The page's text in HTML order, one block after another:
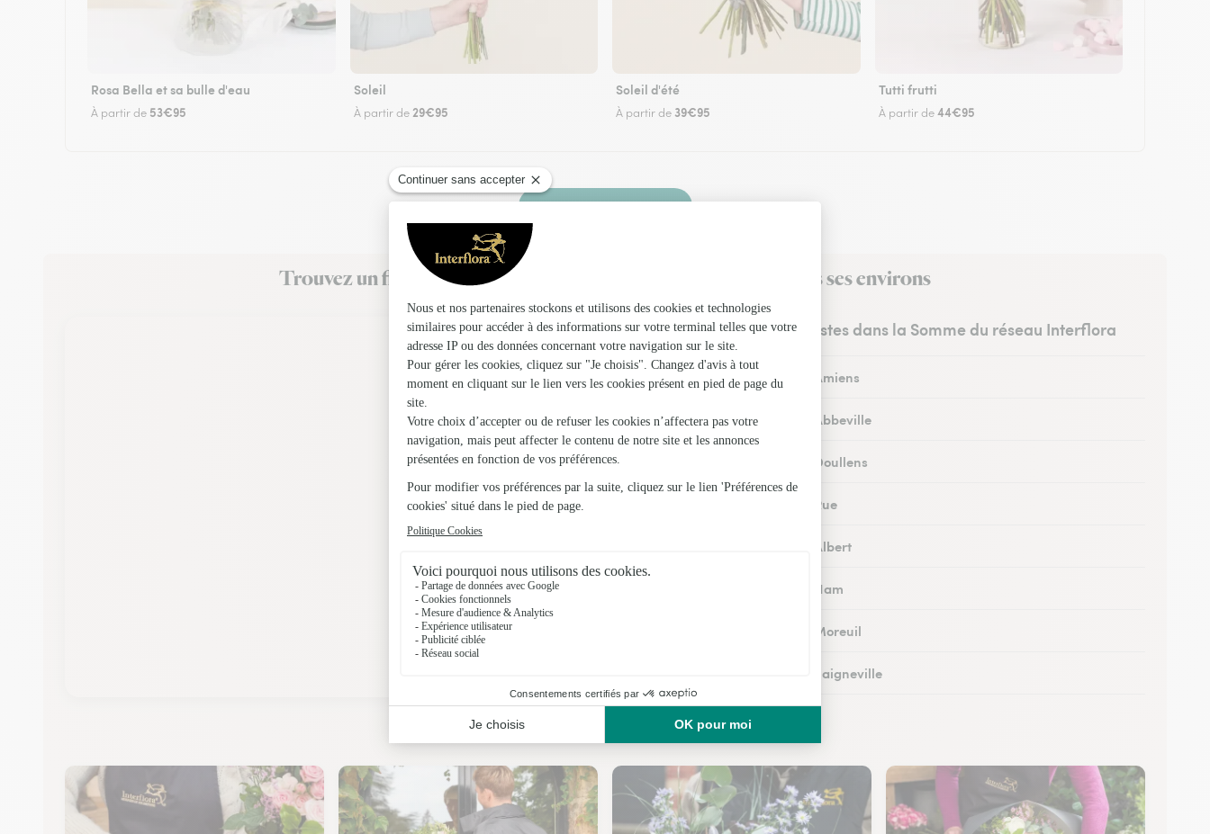
Rosa Bella et sa bulle d'eau
À partir de 53€95
Soleil
À partir de 29€95
Soleil d'été
À partir de 39€95
Tutti frutti
À partir de44€95
Faire livrer des fleurs
Trouvez un fleuriste Interflora à Saint-Aubin-Montenoy et dans ses environs
Les fleuristes dans la Somme du réseau Interflora
Fleuristes à Amiens
Fleuristes à Abbeville
Fleuristes à Doullens
Fleuristes à Rue
Fleuristes à Albert
Fleuristes à Ham
Fleuristes à Moreuil
Fleuristes à Saigneville
Nos fleuristes à Saint-Aubin-Montenoy